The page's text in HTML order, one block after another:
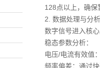
128点以上，确保
2. 数据处理与分
数字信号进入核
稳态参数分析：
电压/电流有效值
频率偏差：通过